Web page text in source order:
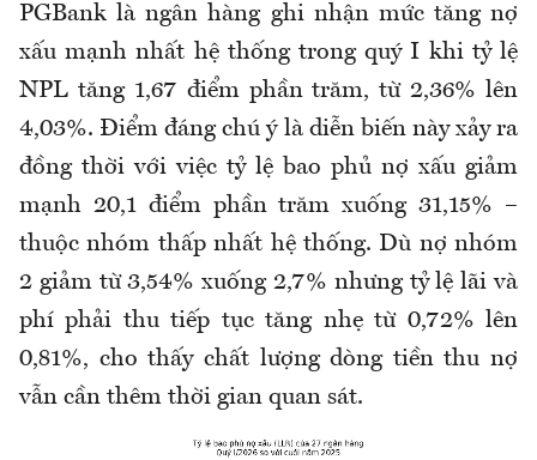
PGBanklàngân hàng ghi nhận mức tăng nợ
xấu mạnh nhất hệ thống trongquý I khi tỷ lệ
NPL tăng 1,67 điểm phần trăm, từ 2,36% lên
4,03%. Điểm đáng chú ý là diễn biến này xảy ra
đồng thời với việc tỷ lệ bao phủ nợ xấu giảm
mạnh 20,1 điểm phần trăm xuống 31,15% –
thuộc nhóm thấp nhất hệ thống. Dù nợ nhóm
2 giảm từ 3,54% xuống 2,7% nhưng tỷ lệ lãi và
phí phải thu tiếp tục tăng nhẹ từ 0,72% lên
0,81%, cho thấy chất lượng dòng tiền thu nợ
vẫn cần thêm thời gian quan sát.